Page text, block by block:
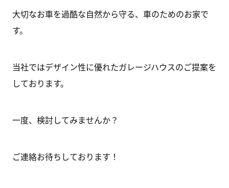
大切なお車を過酷な自然から守る、車のためのお家で
す。
当社ではデザイン性に優れたガレージハウスのご提案を
しております。
一度、検討してみませんか？
ご連絡お待ちしております！